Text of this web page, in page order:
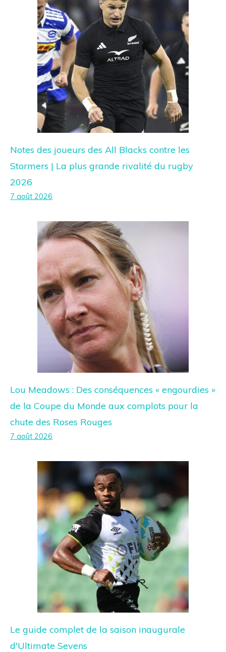
Notes des joueurs des All Blacks contre les
Stormers | La plus grande rivalité du rugby
2026
7 août 2026
Lou Meadows : Des conséquences « engourdies »
de la Coupe du Monde aux complots pour la
chute des Roses Rouges
7 août 2026
Le guide complet de la saison inaugurale
d'Ultimate Sevens